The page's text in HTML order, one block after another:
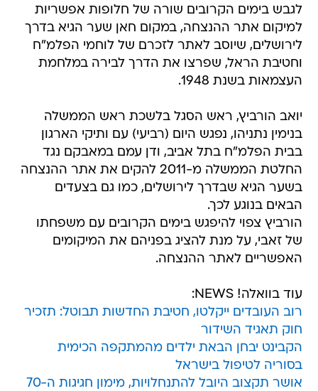
לגבש בימים הקרובים שורה של חלופות אפשריות
למיקום אתר ההנצחה, במקום חאן שער הגיא בדרך
לירושלים, שיוסב לאתר לזכרם של לוחמי הפלמ"ח
וחטיבת הראל, שפרצו את הדרך לבירה במלחמת
העצמאות בשנת 1948.
יואב הורביץ, ראש הסגל בלשכת ראש הממשלה
בנימין נתניהו, נפגש היום (רביעי) עם ותיקי הארגון
בבית הפלמ"ח בתל אביב, ודן עמם במאבקם נגד
החלטת הממשלה מ-2011 להקים את אתר ההנצחה
בשער הגיא שבדרך לירושלים, כמו גם בצעדים
הבאים בנוגע לכך.
הורביץ צפוי להיפגש בימים הקרובים עם משפחתו
של זאבי, על מנת להציג בפניהם את המיקומים
האפשריים לאתר ההנצחה.
עוד בוואלה! NEWS:
רוב העובדים ייקלטו, חטיבת החדשות תבוטל: תזכיר
חוק תאגיד השידור
הקבינט יבחן הבאת ילדים מהמתקפה הכימית
בסוריה לטיפול בישראל
אושר תקצוב היובל להתנחלויות, מימון חגיגות ה-70